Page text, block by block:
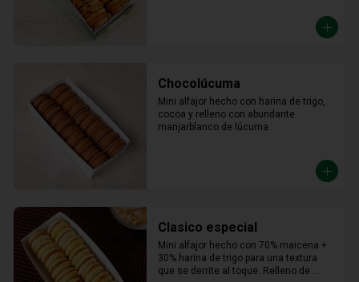
Chocolúcuma
Mini alfajor hecho con harina de trigo,
cocoa y relleno con abundante
manjarblanco de lúcuma
Clasico especial
Mini alfajor hecho con 70% maicena +
30% harina de trigo para una textura
que se derrite al toque. Relleno de